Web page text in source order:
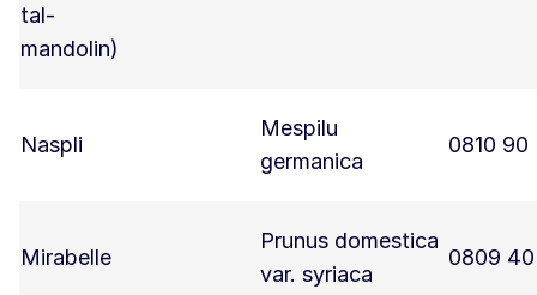
tal-
mandolin)
Naspli
Mespilu
germanica
0810 90
Mirabelle
Prunus domestica
var. syriaca
0809 40